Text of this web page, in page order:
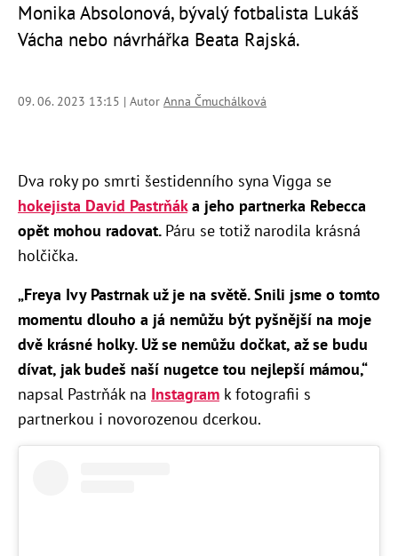
Monika Absolonová, bývalý fotbalista Lukáš
Vácha nebo návrhářka Beata Rajská.
09. 06. 2023 13:15 | Autor Anna Čmuchálková
Dva roky po smrti šestidenního syna Vigga se
hokejista David Pastrňáka jeho partnerka Rebecca
opět mohou radovat. Páru se totiž narodila krásná
holčička.
„Freya Ivy Pastrnak už je na světě. Snili jsme o tomto
momentu dlouho a já nemůžu být pyšnější na moje
dvě krásné holky. Už se nemůžu dočkat, až se budu
dívat, jak budeš naší nugetce tou nejlepší mámou,“
napsal Pastrňák na Instagram k fotografii s
partnerkou i novorozenou dcerkou.